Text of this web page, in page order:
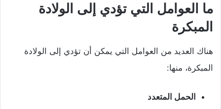
ما العوامل التي تؤدي إلى الولادة
المبكرة
هناك العديد من العوامل التي يمكن أن تؤدي إلى الولادة
المبكرة، منها:
الحمل المتعدد